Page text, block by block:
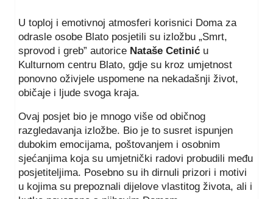
U toploj i emotivnoj atmosferi korisnici Doma za
odrasle osobe Blato posjetili su izložbu „Smrt,
sprovod i greb” autorice Nataše Cetinić u
Kulturnom centru Blato, gdje su kroz umjetnost
ponovno oživjele uspomene na nekadašnji život,
običaje i ljude svoga kraja.
Ovaj posjet bio je mnogo više od običnog
razgledavanja izložbe. Bio je to susret ispunjen
dubokim emocijama, poštovanjem i osobnim
sjećanjima koja su umjetnički radovi probudili među
posjetiteljima. Posebno su ih dirnuli prizori i motivi
u kojima su prepoznali dijelove vlastitog života, ali i